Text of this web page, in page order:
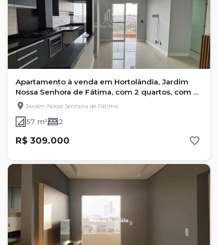
Apartamento à venda em Hortolândia, Jardim
Nossa Senhora de Fátima, com 2 quartos, com 57
m², GERAL
Jardim Nossa Senhora de Fátima
57 m² 2
R$ 309.000